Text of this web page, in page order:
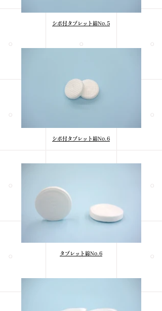
シボ付タブレット綿No.5
シボ付タブレット綿No.6
タブレット綿No.6